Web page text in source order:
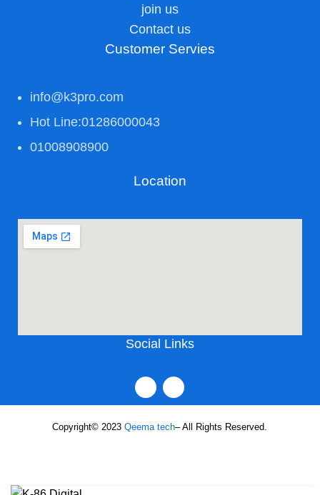
join us
Contact us
Customer Servies
info@k3pro.com
Hot Line:01286000043
01008908900
Location
Social Links
Copyright© 2023Qeema tech– All Rights Reserved.